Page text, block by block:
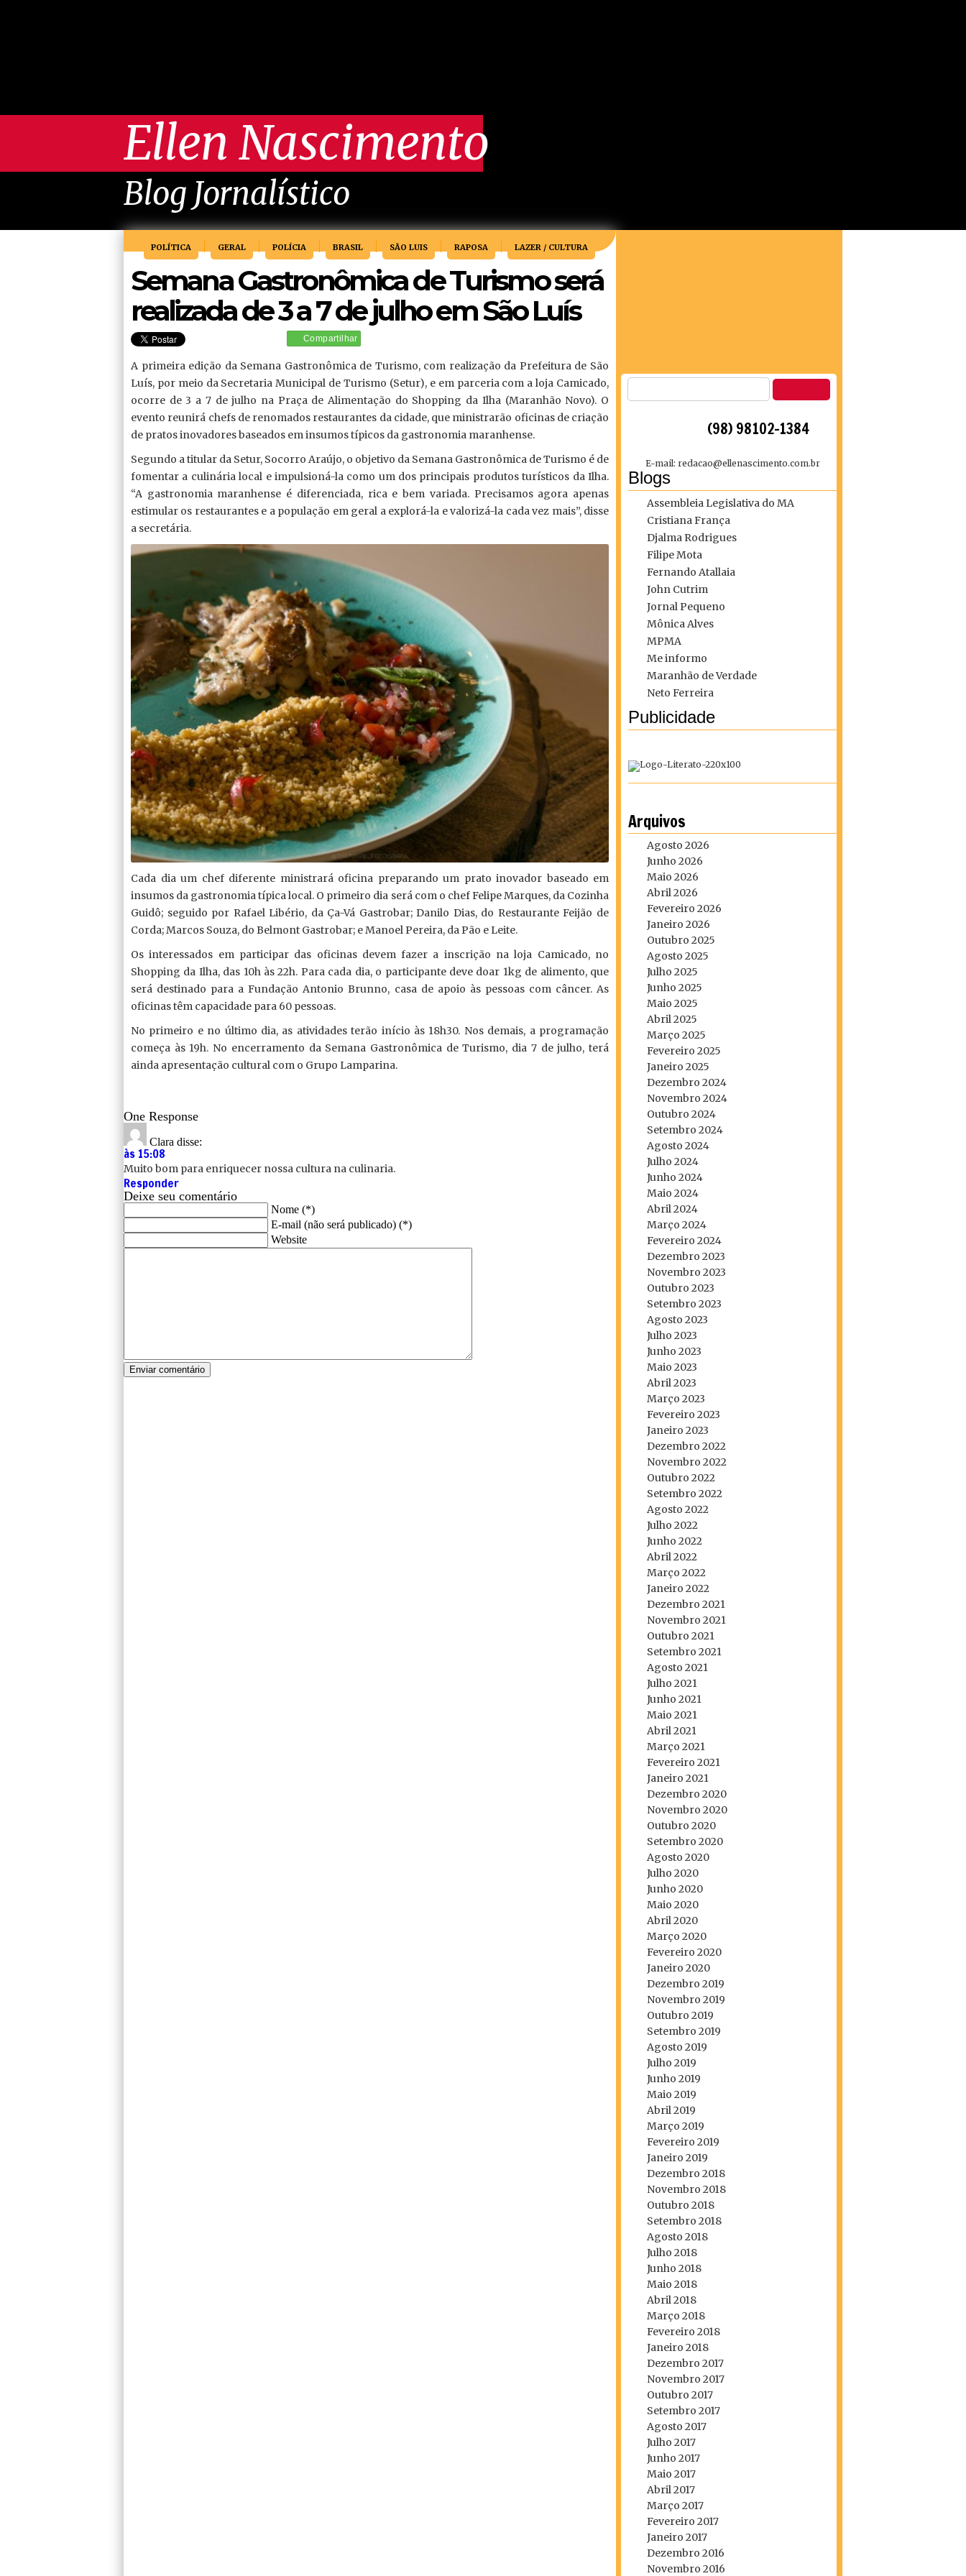
Ellen Nascimento
Blog Jornalístico
(98) 98102-1384
E-mail: redacao@ellenascimento.com.br
Blogs
Assembleia Legislativa do MA
Cristiana França
Djalma Rodrigues
Filipe Mota
Fernando Atallaia
John Cutrim
Jornal Pequeno
Mônica Alves
MPMA
Me informo
Maranhão de Verdade
Neto Ferreira
Publicidade
Arquivos
Agosto 2026
Junho 2026
Maio 2026
Abril 2026
Fevereiro 2026
Janeiro 2026
Outubro 2025
Agosto 2025
Julho 2025
Junho 2025
Maio 2025
Abril 2025
Março 2025
Fevereiro 2025
Janeiro 2025
Dezembro 2024
Novembro 2024
Outubro 2024
Setembro 2024
Agosto 2024
Julho 2024
Junho 2024
Maio 2024
Abril 2024
Março 2024
Fevereiro 2024
Dezembro 2023
Novembro 2023
Outubro 2023
Setembro 2023
Agosto 2023
Julho 2023
Junho 2023
Maio 2023
Abril 2023
Março 2023
Fevereiro 2023
Janeiro 2023
Dezembro 2022
Novembro 2022
Outubro 2022
Setembro 2022
Agosto 2022
Julho 2022
Junho 2022
Abril 2022
Março 2022
Janeiro 2022
Dezembro 2021
Novembro 2021
Outubro 2021
Setembro 2021
Agosto 2021
Julho 2021
Junho 2021
Maio 2021
Abril 2021
Março 2021
Fevereiro 2021
Janeiro 2021
Dezembro 2020
Novembro 2020
Outubro 2020
Setembro 2020
Agosto 2020
Julho 2020
Junho 2020
Maio 2020
Abril 2020
Março 2020
Fevereiro 2020
Janeiro 2020
Dezembro 2019
Novembro 2019
Outubro 2019
Setembro 2019
Agosto 2019
Julho 2019
Junho 2019
Maio 2019
Abril 2019
Março 2019
Fevereiro 2019
Janeiro 2019
Dezembro 2018
Novembro 2018
Outubro 2018
Setembro 2018
Agosto 2018
Julho 2018
Junho 2018
Maio 2018
Abril 2018
Março 2018
Fevereiro 2018
Janeiro 2018
Dezembro 2017
Novembro 2017
Outubro 2017
Setembro 2017
Agosto 2017
Julho 2017
Junho 2017
Maio 2017
Abril 2017
Março 2017
Fevereiro 2017
Janeiro 2017
Dezembro 2016
Novembro 2016
POLÍTICA GERAL POLÍCIA BRASIL SÃO LUIS RAPOSA LAZER / CULTURA
Semana Gastronômica de Turismo será
realizada de 3 a 7 de julho em São Luís
Compartilhar
A primeira edição da Semana Gastronômica de Turismo, com realização da Prefeitura de São
Luís, por meio da Secretaria Municipal de Turismo (Setur), e em parceria com a loja Camicado,
ocorre de 3 a 7 de julho na Praça de Alimentação do Shopping da Ilha (Maranhão Novo). O
evento reunirá chefs de renomados restaurantes da cidade, que ministrarão oficinas de criação
de pratos inovadores baseados em insumos típicos da gastronomia maranhense.
Segundo a titular da Setur, Socorro Araújo, o objetivo da Semana Gastronômica de Turismo é de
fomentar a culinária local e impulsioná-la como um dos principais produtos turísticos da Ilha.
“A gastronomia maranhense é diferenciada, rica e bem variada. Precisamos agora apenas
estimular os restaurantes e a população em geral a explorá-la e valorizá-la cada vez mais”, disse
a secretária.
Cada dia um chef diferente ministrará oficina preparando um prato inovador baseado em
insumos da gastronomia típica local. O primeiro dia será com o chef Felipe Marques, da Cozinha
Guidô; seguido por Rafael Libério, da Ça-Vá Gastrobar; Danilo Dias, do Restaurante Feijão de
Corda; Marcos Souza, do Belmont Gastrobar; e Manoel Pereira, da Pão e Leite.
Os interessados em participar das oficinas devem fazer a inscrição na loja Camicado, no
Shopping da Ilha, das 10h às 22h. Para cada dia, o participante deve doar 1kg de alimento, que
será destinado para a Fundação Antonio Brunno, casa de apoio às pessoas com câncer. As
oficinas têm capacidade para 60 pessoas.
No primeiro e no último dia, as atividades terão início às 18h30. Nos demais, a programação
começa às 19h. No encerramento da Semana Gastronômica de Turismo, dia 7 de julho, terá
ainda apresentação cultural com o Grupo Lamparina.
One Response
Clara disse:
às 15:08
Muito bom para enriquecer nossa cultura na culinaria.
Responder
Deixe seu comentário
Nome (*)
E-mail (não será publicado) (*)
Website